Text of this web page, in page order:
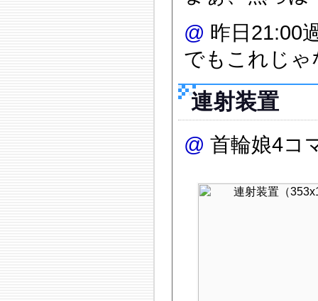
@ 昨日21:00
でもこれじ
連射装置
@ 首輪娘4コ